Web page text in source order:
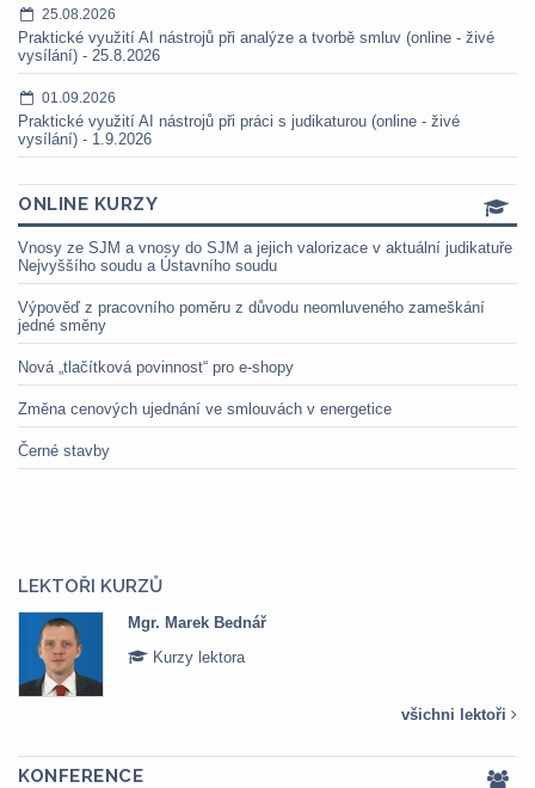
25.08.2026
Praktické využití AI nástrojů při analýze a tvorbě smluv (online - živé
vysílání) - 25.8.2026
01.09.2026
Praktické využití AI nástrojů při práci s judikaturou (online - živé
vysílání) - 1.9.2026
ONLINE KURZY
Vnosy ze SJM a vnosy do SJM a jejich valorizace v aktuální judikatuře
Nejvyššího soudu a Ústavního soudu
Výpověď z pracovního poměru z důvodu neomluveného zameškání
jedné směny
Nová „tlačítková povinnost“ pro e-shopy
Změna cenových ujednání ve smlouvách v energetice
Černé stavby
LEKTOŘI KURZŮ
Mgr. Marek Bednář
Kurzy lektora
všichni lektoři
KONFERENCE